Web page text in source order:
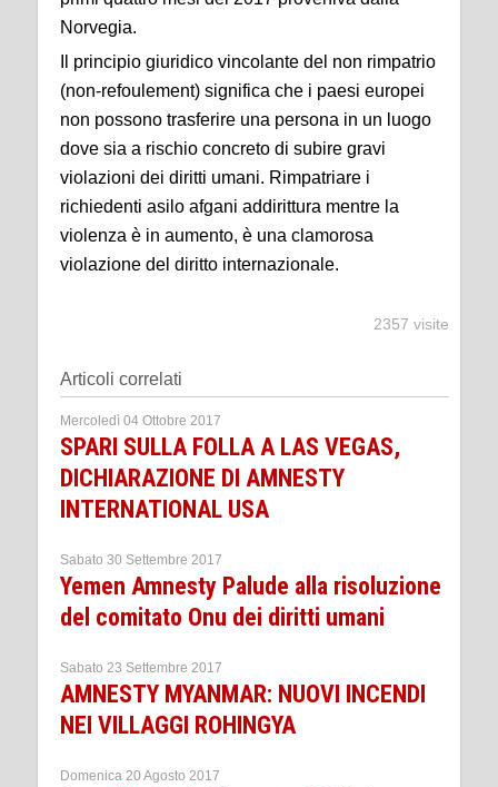
Norvegia.
Il principio giuridico vincolante del non rimpatrio
(non-refoulement) significa che i paesi europei
non possono trasferire una persona in un luogo
dove sia a rischio concreto di subire gravi
violazioni dei diritti umani. Rimpatriare i
richiedenti asilo afgani addirittura mentre la
violenza è in aumento, è una clamorosa
violazione del diritto internazionale.
2357 visite
Articoli correlati
Mercoledì 04 Ottobre 2017
SPARI SULLA FOLLA A LAS VEGAS,
DICHIARAZIONE DI AMNESTY
INTERNATIONAL USA
Sabato 30 Settembre 2017
Yemen Amnesty Palude alla risoluzione
del comitato Onu dei diritti umani
Sabato 23 Settembre 2017
AMNESTY MYANMAR: NUOVI INCENDI
NEI VILLAGGI ROHINGYA
Domenica 20 Agosto 2017